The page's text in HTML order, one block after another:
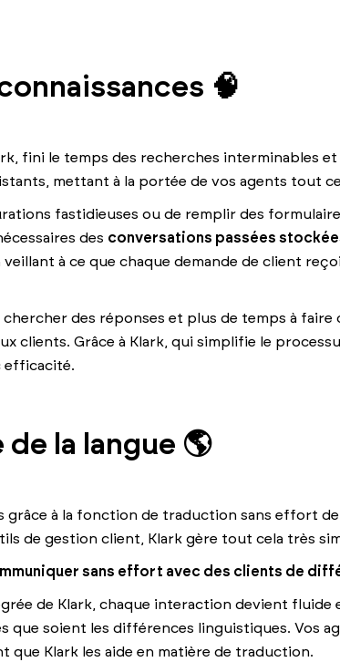
🧠
fini le temps des recherches interminables
mettant à la portée de vos agents tout
fastidieuses ou de remplir des
des conversations passées
à ce que chaque demande de client
des réponses et plus de temps à
clients. Grâce à Klark, qui simplifie le
efficacité.
la langue 🌎
grâce à la fonction de traduction sans effort
de gestion client, Klark gère tout cela très
sans effort avec des clients de
de Klark, chaque interaction devient fluide
que soient les différences linguistiques. Vos
Klark les aide en matière de traduction.